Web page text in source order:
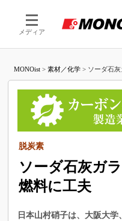
メディア
MONOist > 素材／化学 > ソーダ石
ソーダ石灰ガ
燃料に工夫
脱炭素
日本山村硝子は、大阪大